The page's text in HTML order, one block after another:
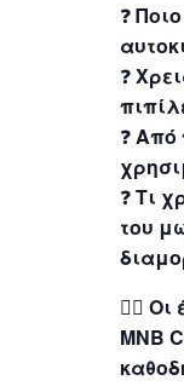
❓
❓
❓Από
❓Τι
του
👩‍⚕️ Οι
MNB